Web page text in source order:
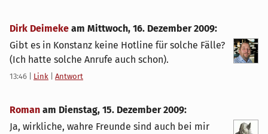
Dirk Deimeke am Mittwoch, 16. Dezember 2009:
Gibt es in Konstanz keine Hotline für solche Fälle?
(Ich hatte solche Anrufe auch schon).
13:46 Link Antwort
Roman am Dienstag, 15. Dezember 2009:
Ja, wirkliche, wahre Freunde sind auch bei mir